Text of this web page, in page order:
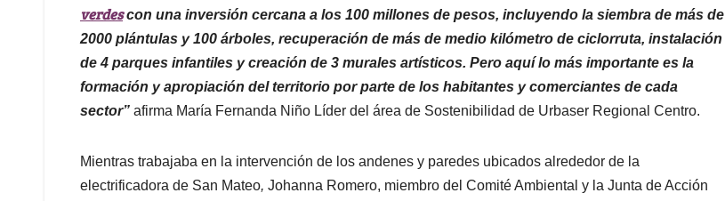
verdescon una inversión cercana a los 100 millones de pesos, incluyendo la siembra de más de
2000 plántulas y 100 árboles, recuperación de más de medio kilómetro de ciclorruta, instalación
de 4 parques infantiles y creación de 3 murales artísticos. Pero aquí lo más importante es la
formación y apropiación del territorio por parte de los habitantes y comerciantes de cada
sector” afirma María Fernanda Niño Líder del área de Sostenibilidad de Urbaser Regional Centro.
Mientras trabajaba en la intervención de los andenes y paredes ubicados alrededor de la
electrificadora de San Mateo, Johanna Romero, miembro del Comité Ambiental y la Junta de Acción